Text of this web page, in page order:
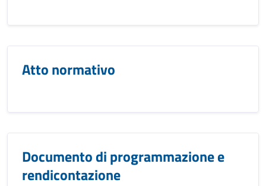
Atto normativo
Documento di programmazione e
rendicontazione